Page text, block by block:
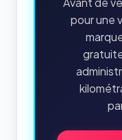
pour une